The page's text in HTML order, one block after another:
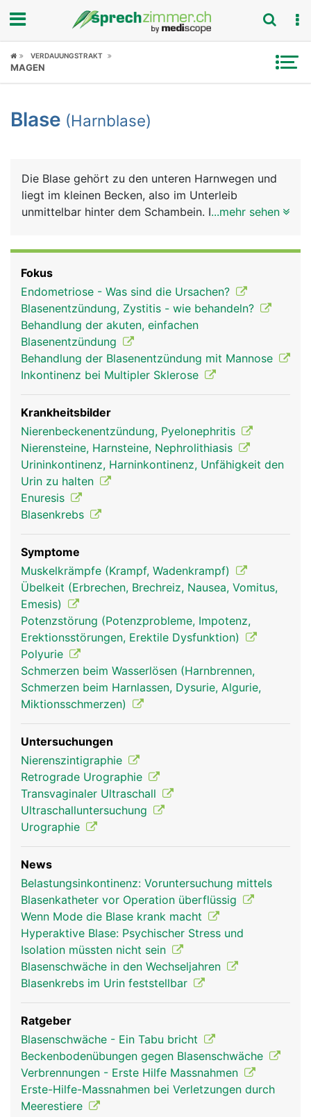
Fokus
Symptome
News
Rubriken
VERDAUUNGSTRAKT
MAGEN
Blase (Harnblase)
Die Blase gehört zu den unteren Harnwegen und
liegt im kleinen Becken, also im Unterleib
unmittelbar hinter dem Schambein. Ihre Funktion
bis zu einen halben Liter Urin sammeln. Bei Frauen
ist die Harnblase etwas kleiner, da sie sich im
Unterleib den Platz mit der Gebärmutter teilen
muss. Ab einer bestimmten Füllmenge wird der
Harndrang ausgelöst, normalerweise wenn die
Blase etwa halb gefüllt ist. Der Harnabfluss aus
der Blase wird durch zwei ringförmige Muskeln
reguliert, den inneren und den äusseren
Schliessmuskel. Während der innere
Schliessmuskel nicht willentlich beeinflussbar ist,
kann der äussere bewusst kontrolliert werden.
Wird er bewusst entspannt, kann der Harn
ablaufen. Der nicht kontrollierbare innere
Schliessmuskel verhindert, dass vor der gewollten
Entleerung Urin verloren wird.
...mehr sehen
Fokus
Endometriose - Was sind die Ursachen?
Blasenentzündung, Zystitis - wie behandeln?
Behandlung der akuten, einfachen
Blasenentzündung
Behandlung der Blasenentzündung mit Mannose
Inkontinenz bei Multipler Sklerose
Krankheitsbilder
Nierenbeckenentzündung, Pyelonephritis
Nierensteine, Harnsteine, Nephrolithiasis
Urininkontinenz, Harninkontinenz, Unfähigkeit den
Urin zu halten
Enuresis
Blasenkrebs
Symptome
Muskelkrämpfe (Krampf, Wadenkrampf)
Übelkeit (Erbrechen, Brechreiz, Nausea, Vomitus,
Emesis)
Potenzstörung (Potenzprobleme, Impotenz,
Erektionsstörungen, Erektile Dysfunktion)
Polyurie
Schmerzen beim Wasserlösen (Harnbrennen,
Schmerzen beim Harnlassen, Dysurie, Algurie,
Miktionsschmerzen)
Untersuchungen
Nierenszintigraphie
Retrograde Urographie
Transvaginaler Ultraschall
Ultraschalluntersuchung
Urographie
News
Belastungsinkontinenz: Voruntersuchung mittels
Blasenkatheter vor Operation überflüssig
Wenn Mode die Blase krank macht
Hyperaktive Blase: Psychischer Stress und
Isolation müssten nicht sein
Blasenschwäche in den Wechseljahren
Blasenkrebs im Urin feststellbar
Ratgeber
Blasenschwäche - Ein Tabu bricht
Beckenbodenübungen gegen Blasenschwäche
Verbrennungen - Erste Hilfe Massnahmen
Erste-Hilfe-Massnahmen bei Verletzungen durch
Meerestiere